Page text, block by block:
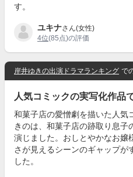
す。
ユキナさん(女性)
4位(85点)の評価
岸井ゆきの出演ドラマランキング で
人気コミックの実写化作品
和菓子店の愛憎劇を描いた人気
きのは、和菓子店の跡取り息子
演じました。おしとやかなお嬢
さが見えるシーンのギャップが
した。